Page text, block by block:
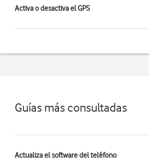
Activa o desactiva el GPS
Guías más consultadas
Actualiza el software del teléfono